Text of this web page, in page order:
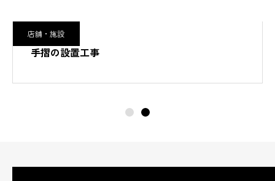
店舗・施設
手摺の設置工事